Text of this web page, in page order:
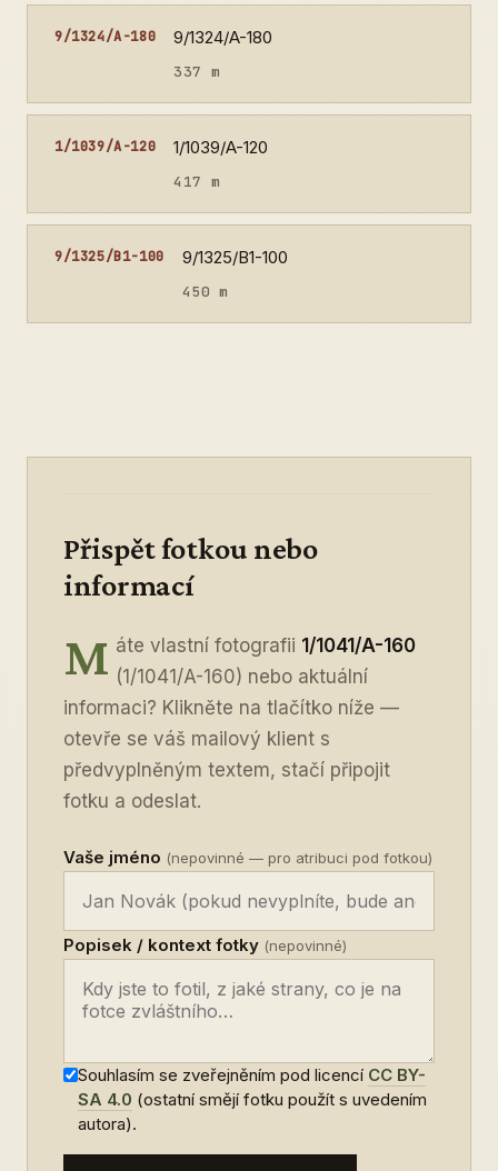
9/1324/A-180 9/1324/A-180
337 m
1/1039/A-120 1/1039/A-120
417 m
9/1325/B1-100 9/1325/B1-100
450 m
Přispět fotkou nebo
informací
M áte vlastní fotografii 1/1041/A-160
(1/1041/A-160) nebo aktuální
informaci? Klikněte na tlačítko níže —
otevře se váš mailový klient s
předvyplněným textem, stačí připojit
fotku a odeslat.
Vaše jméno (nepovinné — pro atribuci pod fotkou)
Popisek / kontext fotky (nepovinné)
Souhlasím se zveřejněním pod licencí CC BY-
SA 4.0 (ostatní smějí fotku použít s uvedením
autora).